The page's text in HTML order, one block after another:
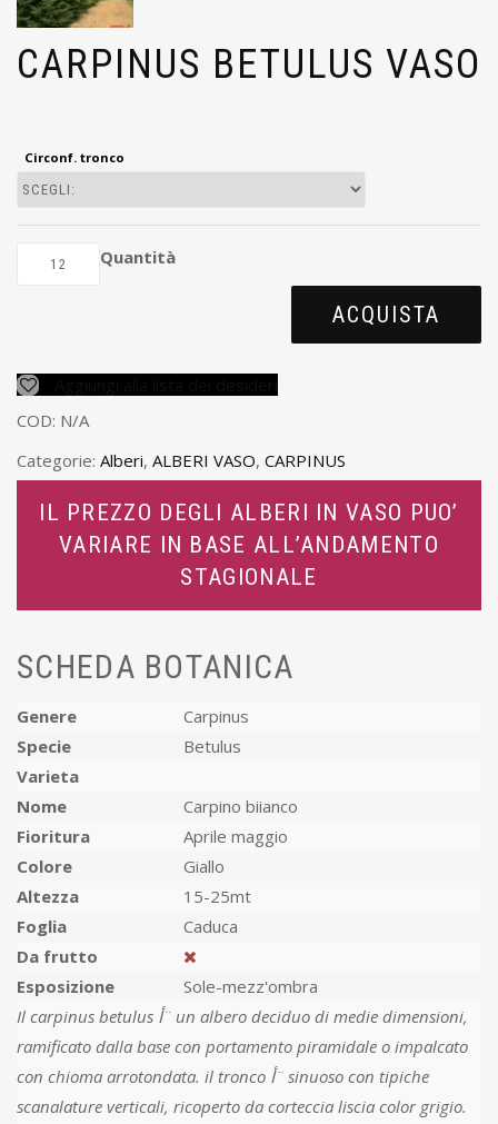
CARPINUS BETULUS VASO
Circonf. tronco
Quantità
ACQUISTA
COD: N/A
Categorie: Alberi, ALBERI VASO, CARPINUS
IL PREZZO DEGLI ALBERI IN VASO PUO’
VARIARE IN BASE ALL’ANDAMENTO
STAGIONALE
SCHEDA BOTANICA
Genere
Carpinus
Specie
Betulus
Varieta
Nome
Carpino biianco
Fioritura
Aprile maggio
Colore
Giallo
Altezza
15-25mt
Foglia
Caduca
Da frutto
Esposizione
Sole-mezz'ombra
Il carpinus betulus أ¨ un albero deciduo di medie dimensioni,
ramificato dalla base con portamento piramidale o impalcato
con chioma arrotondata. il tronco أ¨ sinuoso con tipiche
scanalature verticali, ricoperto da corteccia liscia color grigio.